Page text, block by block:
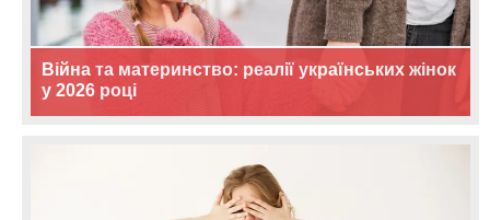
Війна та материнство: реалії українських жінок
у 2026 році